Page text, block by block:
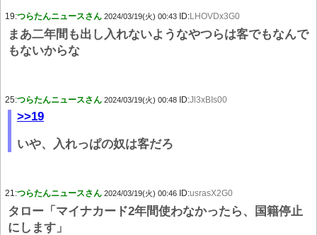
19:つらたんニュースさん 2024/03/19(火) 00:43 ID:LHOVDx3G0
まあ二年間も出し入れないようなやつらは客でもなんで
もないからな
25:つらたんニュースさん 2024/03/19(火) 00:48 ID:Jl3xBIs00
>>19
いや、入れっぱの奴は客だろ
21:つらたんニュースさん 2024/03/19(火) 00:46 ID:usrasX2G0
タロー「マイナカード2年間使わなかったら、国籍停止
にします」